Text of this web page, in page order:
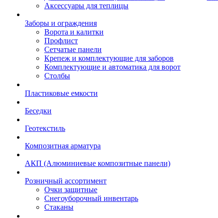
Аксессуары для теплицы
Заборы и ограждения
Ворота и калитки
Профлист
Сетчатые панели
Крепеж и комплектующие для заборов
Комплектующие и автоматика для ворот
Столбы
Пластиковые емкости
Беседки
Геотекстиль
Композитная арматура
АКП (Алюминиевые композитные панели)
Розничный ассортимент
Очки защитные
Снегоуборочный инвентарь
Стаканы